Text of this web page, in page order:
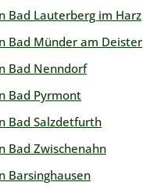
Bad Lauterberg im Harz
Bad Münder am Deister
Bad Nenndorf
Bad Pyrmont
Bad Salzdetfurth
Bad Zwischenahn
Barsinghausen